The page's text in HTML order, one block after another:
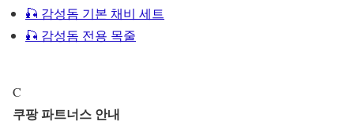
🎣 감성돔 기본 채비 세트
🎣 감성돔 전용 목줄
C
쿠팡 파트너스 안내